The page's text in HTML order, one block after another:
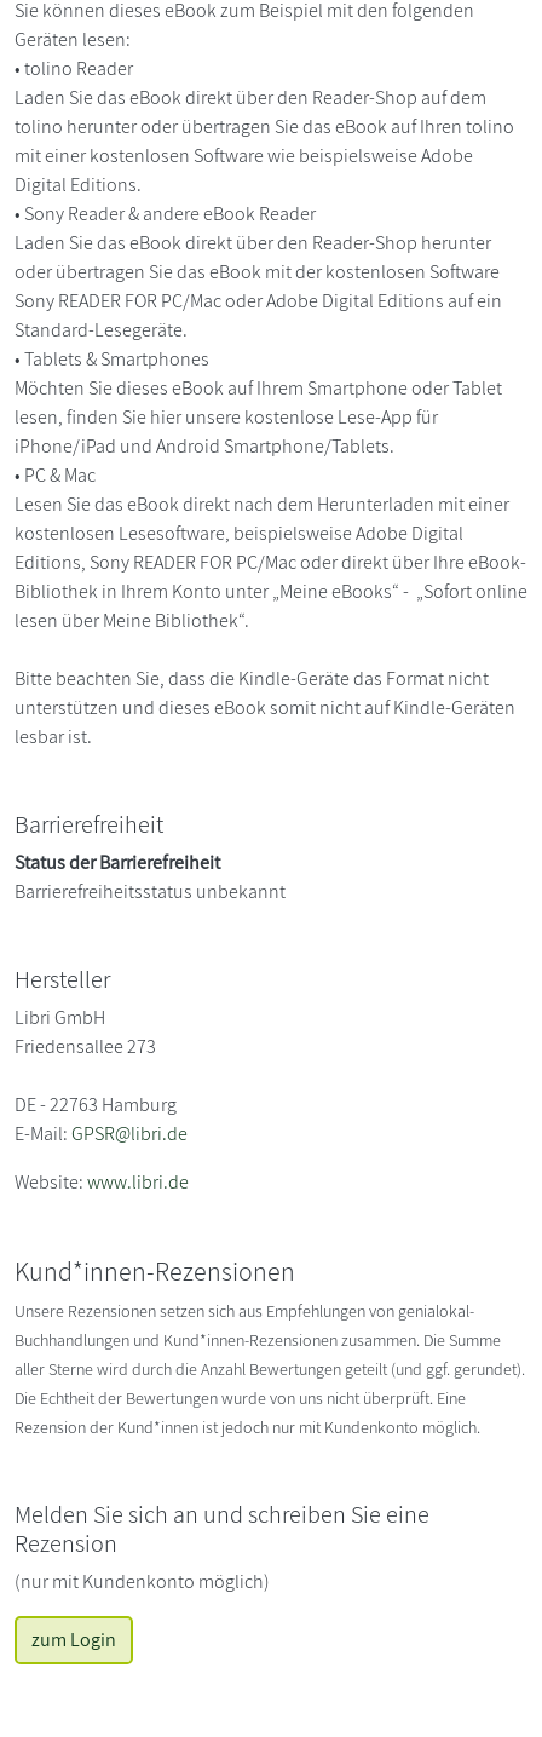
Sie können dieses eBook zum Beispiel mit den folgenden
Geräten lesen:
• tolino Reader
Laden Sie das eBook direkt über den Reader-Shop auf dem
tolino herunter oder übertragen Sie das eBook auf Ihren tolino
mit einer kostenlosen Software wie beispielsweise Adobe
Digital Editions.
• Sony Reader & andere eBook Reader
Laden Sie das eBook direkt über den Reader-Shop herunter
oder übertragen Sie das eBook mit der kostenlosen Software
Sony READER FOR PC/Mac oder Adobe Digital Editions auf ein
Standard-Lesegeräte.
• Tablets & Smartphones
Möchten Sie dieses eBook auf Ihrem Smartphone oder Tablet
lesen, finden Sie hier unsere kostenlose Lese-App für
iPhone/iPad und Android Smartphone/Tablets.
• PC & Mac
Lesen Sie das eBook direkt nach dem Herunterladen mit einer
kostenlosen Lesesoftware, beispielsweise Adobe Digital
Editions, Sony READER FOR PC/Mac oder direkt über Ihre eBook-
Bibliothek in Ihrem Konto unter „Meine eBooks“ - „Sofort online
lesen über Meine Bibliothek“.
Bitte beachten Sie, dass die Kindle-Geräte das Format nicht
unterstützen und dieses eBook somit nicht auf Kindle-Geräten
lesbar ist.
Barrierefreiheit
Status der Barrierefreiheit
Barrierefreiheitsstatus unbekannt
Hersteller
Libri GmbH
Friedensallee 273
DE - 22763 Hamburg
E-Mail:GPSR@libri.de
Website:www.libri.de
Kund*innen-Rezensionen
Unsere Rezensionen setzen sich aus Empfehlungen von genialokal-
Buchhandlungen und Kund*innen-Rezensionen zusammen. Die Summe
aller Sterne wird durch die Anzahl Bewertungen geteilt (und ggf. gerundet).
Die Echtheit der Bewertungen wurde von uns nicht überprüft. Eine
Rezension der Kund*innen ist jedoch nur mit Kundenkonto möglich.
Melden Sie sich an und schreiben Sie eine
Rezension
(nur mit Kundenkonto möglich)
zum Login